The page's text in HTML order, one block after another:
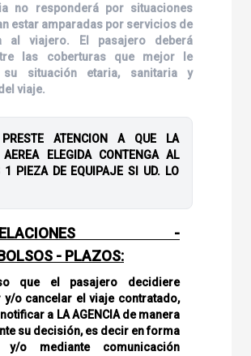
no responderá por situaciones
estar amparadas por servicios de
al viajero. El pasajero deberá
las coberturas que mejor le
su situación etaria, sanitaria y
viaje.
PRESTE ATENCION A QUE LA
AEREA ELEGIDA CONTENGA AL
1 PIEZA DE EQUIPAJE SI UD. LO
-
- PLAZOS:
que el pasajero decidiere
y/o cancelar el viaje contratado,
a LA AGENCIA de manera
su decisión, es decir en forma
y/o mediante comunicación